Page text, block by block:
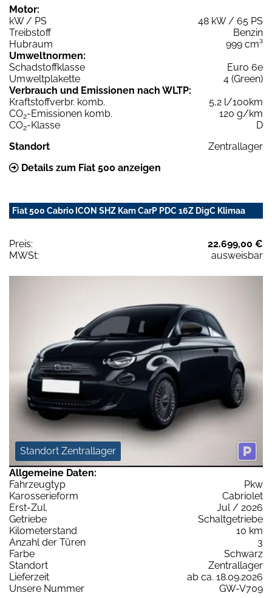
Motor:
kW / PS
48 kW / 65 PS
Treibstoff
Benzin
Hubraum
999 cm³
Umweltnormen:
Schadstoffklasse
Euro 6e
Umweltplakette
4 (Green)
Verbrauch und Emissionen nach WLTP:
Kraftstoffverbr. komb.
5,2 l/100km
CO2-Emissionen komb.
120 g/km
CO2-Klasse
D
Standort
Zentrallager
Details zum Fiat 500 anzeigen
Fiat 500 Cabrio ICON SHZ Kam CarP PDC 16Z DigC Klimaa
Preis:
22.699,00 €
MWSt:
ausweisbar
Standort Zentrallager
Allgemeine Daten:
Fahrzeugtyp
Pkw
Karosserieform
Cabriolet
Erst-Zul.
Jul / 2026
Getriebe
Schaltgetriebe
Kilometerstand
10 km
Anzahl der Türen
3
Farbe
Schwarz
Standort
Zentrallager
Lieferzeit
ab ca. 18.09.2026
Unsere Nummer
GW-V709